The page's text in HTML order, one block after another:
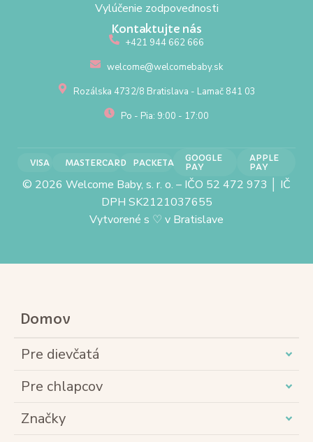
Vylúčenie zodpovednosti
Kontaktujte nás
+421 944 662 666
welcome@welcomebaby.sk
Rozálska 4732/8 Bratislava - Lamač 841 03
Po - Pia: 9:00 - 17:00
VISA MASTERCARD PACKETA
GOOGLE
PAY
APPLE
PAY
© 2026 Welcome Baby, s. r. o. – IČO 52 472 973 │ IČ
DPH SK2121037655
Vytvorené s ♡ v Bratislave
Domov
Pre dievčatá
Pre chlapcov
Značky